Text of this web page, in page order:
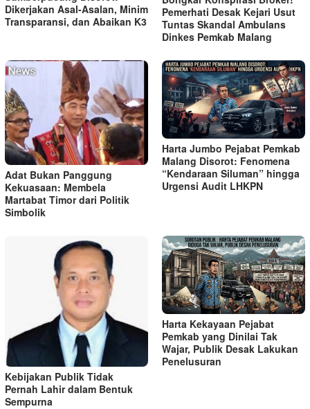
Dikerjakan Asal-Asalan, Minim
Transparansi, dan Abaikan K3
Pemerhati Desak Kejari Usut
Tuntas Skandal Ambulans
Dinkes Pemkab Malang
Adat Bukan Panggung
Kekuasaan: Membela
Martabat Timor dari Politik
Simbolik
Harta Jumbo Pejabat Pemkab
Malang Disorot: Fenomena
“Kendaraan Siluman” hingga
Urgensi Audit LHKPN
Kebijakan Publik Tidak
Pernah Lahir dalam Bentuk
Sempurna
Harta Kekayaan Pejabat
Pemkab yang Dinilai Tak
Wajar, Publik Desak Lakukan
Penelusuran